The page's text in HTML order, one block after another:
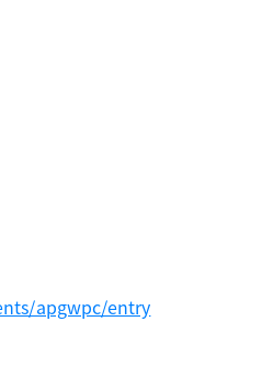
apgwpc/entry